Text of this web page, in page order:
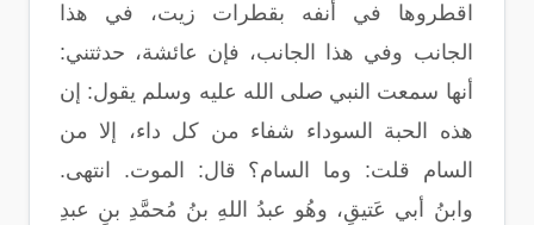
اقطروها في أنفه بقطرات زيت، في هذا
الجانب وفي هذا الجانب، فإن عائشة، حدثتني:
أنها سمعت النبي صلى الله عليه وسلم يقول: إن
هذه الحبة السوداء شفاء من كل داء، إلا من
السام قلت: وما السام؟ قال: الموت. انتهى.
وابنُ أبي عَتيقٍ، وهُو عبدُ اللهِ بنُ مُحمَّدِ بنِ عبدِ